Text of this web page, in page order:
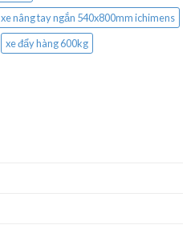
xe nâng tay ngắn 540x800mm ichimens
xe đẩy hàng 600kg